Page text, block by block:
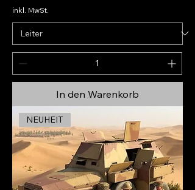
inkl. MwSt.
In den Warenkorb
NEUHEIT